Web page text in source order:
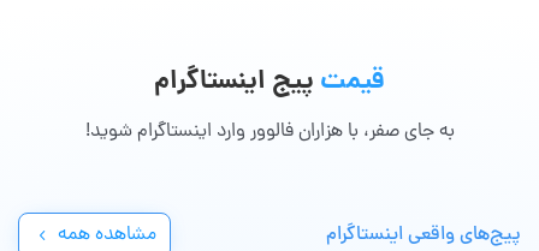
قیمت پیج اینستاگرام
به جای صفر، با هزاران فالوور وارد اینستاگرام شوید!
پیج‌های واقعی اینستاگرام مشاهده همه